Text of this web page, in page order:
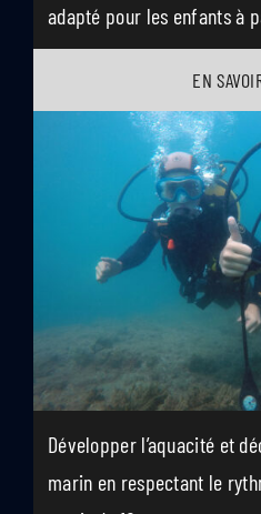
adapté pour les enfants à
EN
Développer l’aquacité et
marin en respectant le